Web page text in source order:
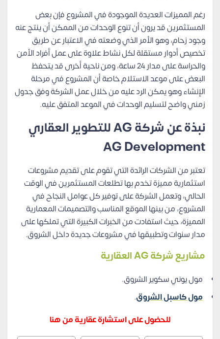
رغم المميزات العديدة الموجودة في المشروع فإن بعض
المستثمرين قد يرون أن تنوع الوحدات من الممكن أن ينتج عنه
وجود زحام، وهو الأمر الذي وضعته في الاعتبار عن طريق
تخصيص أدوار مستقلة لكل نشاط علاوة على عمل أفراد الأمن
والحراسة على مدار 24 ساعة، ومن ناحية أخرى قد يتحفظ
البعض على موعد الاستلام خاصة أن المشروع في مرحلة
الإنشاء وهو يمكن الرد عليه من خلال عمل الشركة وفق جدول
زمني واضح لتسليم الوحدات في الموعد المتفق عليه.
نبذة عن شركة AG للتطوير العقاري
AG Development
تعتبر من الشركات الرائدة التي تقوم على تقديم مشروعات
استثمارية مميزة تخدم بها تطلعات المستثمرين في الوقت
الحالي، وتعمل الشركة على توفير كل عوامل النجاح في
المشروع، من بينها الموقع المناسب والتصميمات المعمارية
المميزة، حيث استفادت من الخبرات الكبيرة التي تملكها على
مدار سنوات وتطبيقها في مشروعات جديدة داخل الشروق.
مشاريع شركة AG العقارية
مول يوني سكوير الشروق.
مول كاسبل الشروق.
للحضول على استشارة عقارية من هنا